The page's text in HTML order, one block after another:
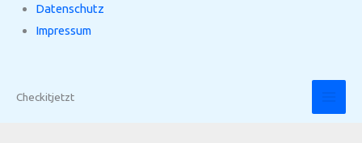
Datenschutz
Impressum
InhaltCheckitjetzt